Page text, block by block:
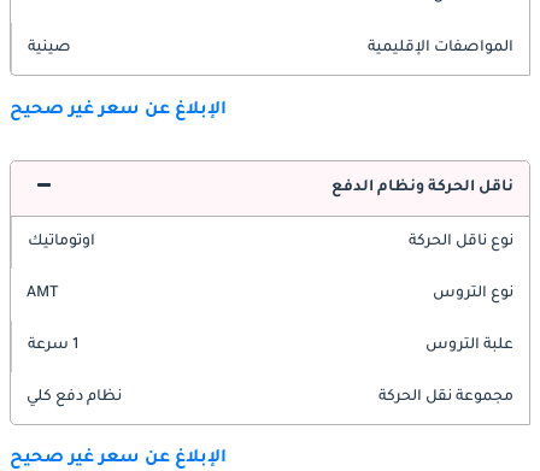
المواصفات الإقليمية صينية
الإبلاغ عن سعر غير صحيح
ناقل الحركة ونظام الدفع
نوع ناقل الحركة اوتوماتيك
نوع التروس AMT
علبة التروس 1 سرعة
مجموعة نقل الحركة نظام دفع كلي
الإبلاغ عن سعر غير صحيح